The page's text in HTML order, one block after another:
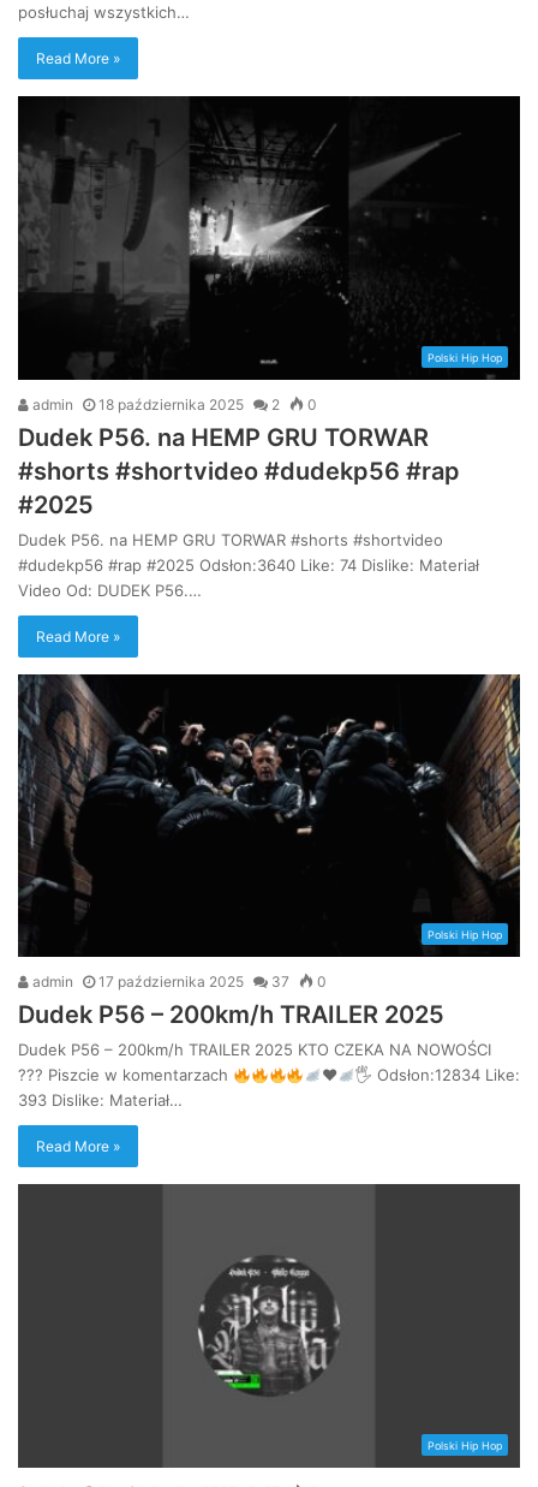
posłuchaj wszystkich…
Read More »
Polski Hip Hop
admin 18 października 2025 2 0
Dudek P56. na HEMP GRU TORWAR
#shorts #shortvideo #dudekp56 #rap
#2025
Dudek P56. na HEMP GRU TORWAR #shorts #shortvideo
#dudekp56 #rap #2025 Odsłon:3640 Like: 74 Dislike: Materiał
Video Od: DUDEK P56.…
Read More »
Polski Hip Hop
admin 17 października 2025 37 0
Dudek P56 – 200km/h TRAILER 2025
Dudek P56 – 200km/h TRAILER 2025 KTO CZEKA NA NOWOŚCI
??? Piszcie w komentarzach
♥️ 🖐 Odsłon:12834 Like:
393 Dislike: Materiał…
Read More »
Polski Hip Hop